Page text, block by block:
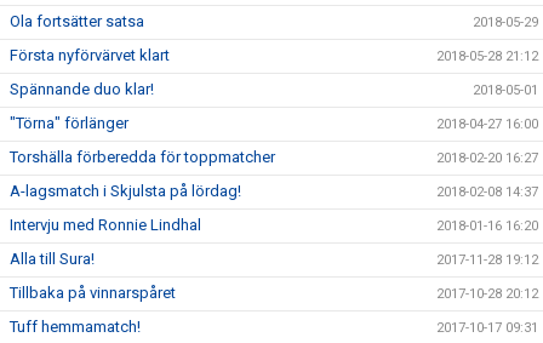
Ola fortsätter satsa 2018-05-29
Första nyförvärvet klart 2018-05-28 21:12
Spännande duo klar! 2018-05-01
"Törna" förlänger 2018-04-27 16:00
Torshälla förberedda för toppmatcher 2018-02-20 16:27
A-lagsmatch i Skjulsta på lördag! 2018-02-08 14:37
Intervju med Ronnie Lindhal 2018-01-16 16:20
Alla till Sura! 2017-11-28 19:12
Tillbaka på vinnarspåret 2017-10-28 20:12
Tuff hemmamatch! 2017-10-17 09:31